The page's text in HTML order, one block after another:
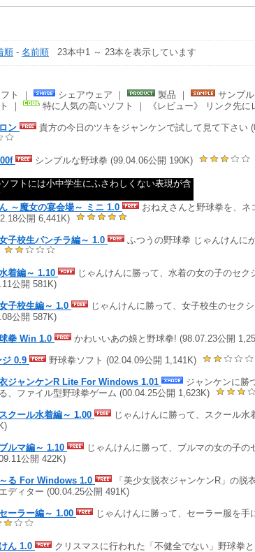
順 - 名前順 23本中1 ～ 23本を表示しています
ト ｜ シェアウェア ｜ 製品 ｜ サンプル
｜
特に人気の高いソフト ｜ 《レビュー》 リンク先に
ン 貴方の今日のツキをジャンケンで試して見て下さい
シンプルな野球拳 (99.04.06公開 190K)
フトには小中学生にふさわしくない表現が含
～魔女の宴会場～ ミニ 1.0
おねえさんと野球拳を、ネ
公開 6,441K)
子校生パンチラ編～ 1.0
ふつうの野球拳 じゃんけんに
着編～ 1.10
じゃんけんに勝って、水着の女の子のセク
公開 581K)
子校生編～ 1.0
じゃんけんに勝って、女子校生のセク
公開 587K)
拳 Win 1.0 かわいいあの娘と野球拳! (98.07.23公開
ジ 0.9 野球拳ソフト (02.04.09公開 1,141K)
ジャンケンR Lite For Windows 1.01
ジャンケンに勝
、ファイル型野球拳ゲーム (00.04.25公開 1,623K)
クール水着編～ 1.00
じゃんけんに勝って、スクール水
ルマ編～ 1.10
じゃんけんに勝って、ブルマの女の子の
公開 422K)
る For Windows 1.0
「美少女脱衣ジャンケンR」の脱
ディター (00.04.25公開 491K)
ーラー編～ 1.00
じゃんけんに勝って、セーラー服を手
ん 1.0
クリスマスに行われた「不健全でない」野球拳